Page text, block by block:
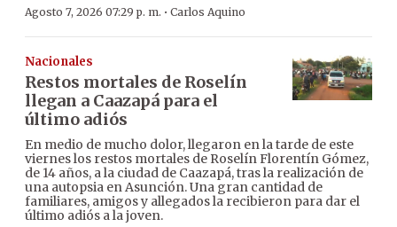
Agosto 7, 2026 07:29 p. m. · Carlos Aquino
Nacionales
Restos mortales de Roselín
llegan a Caazapá para el
último adiós
En medio de mucho dolor, llegaron en la tarde de este
viernes los restos mortales de Roselín Florentín Gómez,
de 14 años, a la ciudad de Caazapá, tras la realización de
una autopsia en Asunción. Una gran cantidad de
familiares, amigos y allegados la recibieron para dar el
último adiós a la joven.